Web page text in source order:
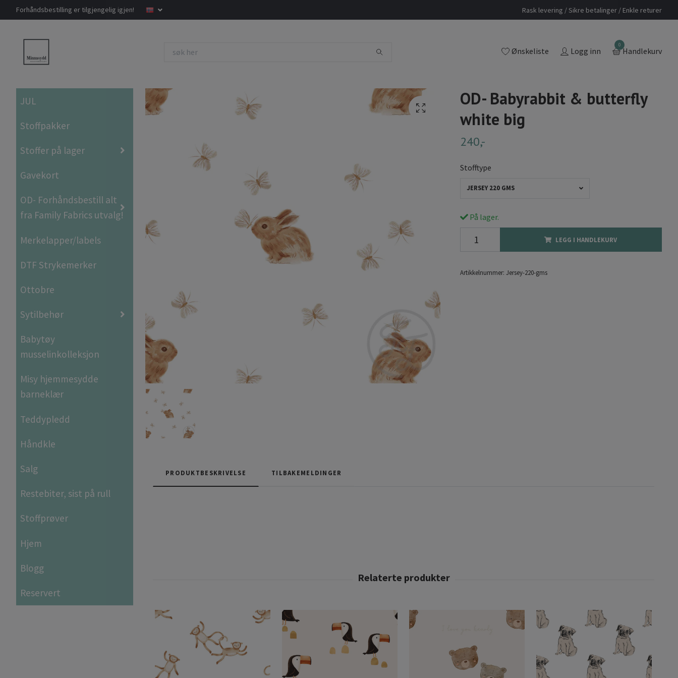
Forhåndsbestilling er tilgjengelig igjen! Rask levering / Sikre betalinger / Enkle returer
Ønskeliste Logg inn
0
Handlekurv
JUL
Stoffpakker
Stoffer på lager
Gavekort
OD- Forhåndsbestill alt
fra Family Fabrics utvalg!
Merkelapper/labels
DTF Strykemerker
Ottobre
Sytilbehør
Babytøy
musselinkolleksjon
Misy hjemmesydde
barneklær
Teddypledd
Håndkle
Salg
Restebiter, sist på rull
Stoffprøver
Hjem
Blogg
Reservert
OD- Babyrabbit & butterfly
white big
240,-
Stofftype
JERSEY 220 GMS
På lager.
LEGG I HANDLEKURV
Artikkelnummer: Jersey-220-gms
PRODUKTBESKRIVELSE TILBAKEMELDINGER